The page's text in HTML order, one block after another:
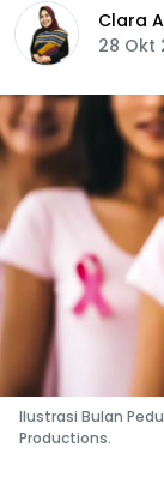
Clara
28 Okt
Ilustrasi Bulan
Productions.